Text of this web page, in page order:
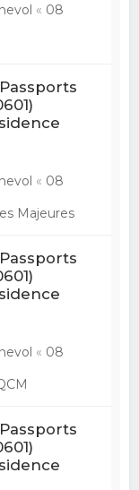
« 08
« 08
Majeures
« 08